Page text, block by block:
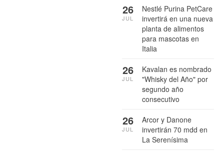
Nestlé Purina PetCare
invertirá en una nueva
planta de alimentos
para mascotas en
Italia
26
JUL
Kavalan es nombrado
"Whisky del Año" por
segundo año
consecutivo
26
JUL
Arcor y Danone
invertirán 70 mdd en
La Serenísima
26
JUL